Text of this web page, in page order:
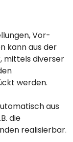
Vor-
kann aus der
mittels diverser
werden.
aus
die
realisierbar.